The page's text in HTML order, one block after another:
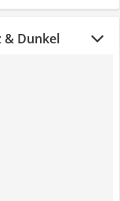
& Dunkel